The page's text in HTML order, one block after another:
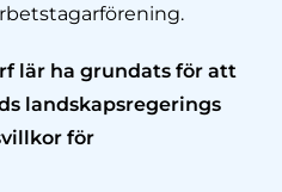
lär ha grundats för att
landskapsregerings
för